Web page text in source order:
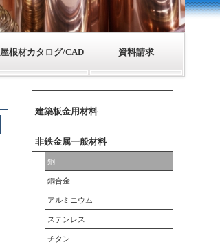
屋根材カタログ/CAD 資料請求
建築板金用材料
非鉄金属一般材料
銅
銅合金
アルミニウム
ステンレス
チタン